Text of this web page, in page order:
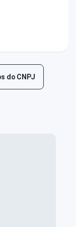
do CNPJ